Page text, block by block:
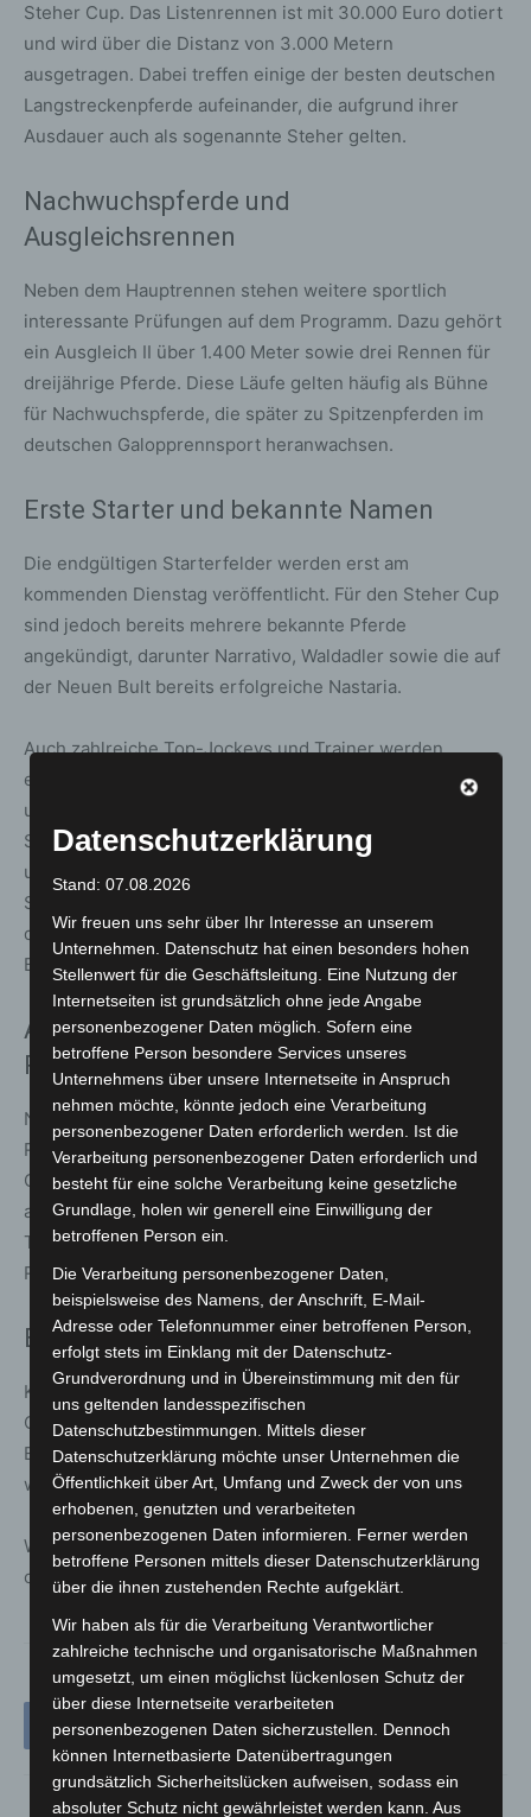
Steher Cup. Das Listenrennen ist mit 30.000 Euro dotiert
und wird über die Distanz von 3.000 Metern
ausgetragen. Dabei treffen einige der besten deutschen
Langstreckenpferde aufeinander, die aufgrund ihrer
Ausdauer auch als sogenannte Steher gelten.
Nachwuchspferde und
Ausgleichsrennen
Neben dem Hauptrennen stehen weitere sportlich
interessante Prüfungen auf dem Programm. Dazu gehört
ein Ausgleich II über 1.400 Meter sowie drei Rennen für
dreijährige Pferde. Diese Läufe gelten häufig als Bühne
für Nachwuchspferde, die später zu Spitzenpferden im
deutschen Galopprennsport heranwachsen.
Erste Starter und bekannte Namen
Die endgültigen Starterfelder werden erst am
kommenden Dienstag veröffentlicht. Für den Steher Cup
sind jedoch bereits mehrere bekannte Pferde
angekündigt, darunter Narrativo, Waldadler sowie die auf
der Neuen Bult bereits erfolgreiche Nastaria.
Auch zahlreiche Top-Jockeys und Trainer werden
erwartet. Unter den genannten Reitern befinden sich
unter anderem Thore Hammer-Hansen, Leon Wolff,
Sibylle Vogt und Eduardo Pedroza. Auf Trainerseite sind
unter anderem Marcel Weiß, Andreas Wöhler, Andreas
Suborics und Peter Schiergen vorgesehen. Ergänzt wird
das Teilnehmerfeld durch lokale Trainer wie Alicia Baum,
Bohumil Nedorostek und Christian Sprengel.
After Race-Party nach dem letzten
Rennen
Nach dem sportlichen Teil geht der Renntag in eine After
Race-Party über. Ein DJ sorgt für Musik, dazu gibt es
Getränke und Streetfood. Die Veranstaltung richtet sich
an ein breites Publikum und soll den Renntag als
Treffpunkt für Freunde, Familien, Unternehmen und
Rennsportinteressierte abrunden.
Eintritt und Besuchsinformationen
Kinder bis einschließlich 12 Jahre haben freien Eintritt.
Online-Tickets kosten 12 Euro, an der Tageskasse 14
Euro. Für Schülerinnen, Schüler, Studierende und
weitere Gruppen sind Ermäßigungen vorgesehen.
Weitere Informationen sowie der Ticketverkauf sind
online unter
www.neuebult.de verfügbar.
Datenschutzerklärung
Stand: 07.08.2026
Wir freuen uns sehr über Ihr Interesse an unserem
Unternehmen. Datenschutz hat einen besonders hohen
Stellenwert für die Geschäftsleitung. Eine Nutzung der
Internetseiten ist grundsätzlich ohne jede Angabe
personenbezogener Daten möglich. Sofern eine
betroffene Person besondere Services unseres
Unternehmens über unsere Internetseite in Anspruch
nehmen möchte, könnte jedoch eine Verarbeitung
personenbezogener Daten erforderlich werden. Ist die
Verarbeitung personenbezogener Daten erforderlich und
besteht für eine solche Verarbeitung keine gesetzliche
Grundlage, holen wir generell eine Einwilligung der
betroffenen Person ein.
Die Verarbeitung personenbezogener Daten,
beispielsweise des Namens, der Anschrift, E-Mail-
Adresse oder Telefonnummer einer betroffenen Person,
erfolgt stets im Einklang mit der Datenschutz-
Grundverordnung und in Übereinstimmung mit den für
uns geltenden landesspezifischen
Datenschutzbestimmungen. Mittels dieser
Datenschutzerklärung möchte unser Unternehmen die
Öffentlichkeit über Art, Umfang und Zweck der von uns
erhobenen, genutzten und verarbeiteten
personenbezogenen Daten informieren. Ferner werden
betroffene Personen mittels dieser Datenschutzerklärung
über die ihnen zustehenden Rechte aufgeklärt.
Wir haben als für die Verarbeitung Verantwortlicher
zahlreiche technische und organisatorische Maßnahmen
umgesetzt, um einen möglichst lückenlosen Schutz der
über diese Internetseite verarbeiteten
personenbezogenen Daten sicherzustellen. Dennoch
können Internetbasierte Datenübertragungen
grundsätzlich Sicherheitslücken aufweisen, sodass ein
absoluter Schutz nicht gewährleistet werden kann. Aus